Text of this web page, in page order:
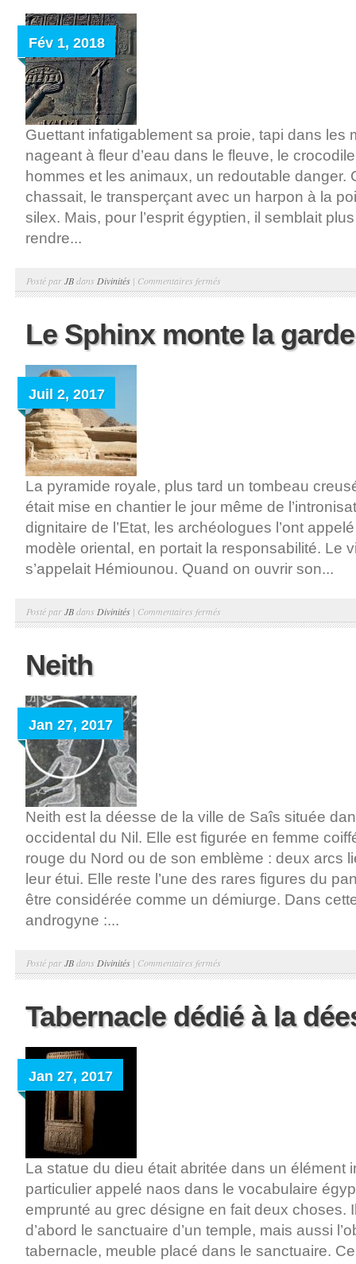
Fév 1, 2018
Guettant infatigablement sa proie, tapi dans les
nageant à fleur d’eau dans le fleuve, le
hommes et les animaux, un redoutable danger.
chassait, le transperçant avec un harpon à la
silex. Mais, pour l’esprit égyptien, il semblait
rendre...
Posté parJBdans Divinités | Commentaires fermés
Sobek
Le Sphinx monte la garde
Juil 2, 2017
La pyramide royale, plus tard un tombeau
était mise en chantier le jour même de
dignitaire de l’Etat, les archéologues l’ont
modèle oriental, en portait la responsabilité. Le
s’appelait Hémiounou. Quand on ouvrir son...
Posté parJBdans Divinités | Commentaires fermés
Le
Neith
Jan 27, 2017
Neith est la déesse de la ville de Saîs située
occidental du Nil. Elle est figurée en femme
rouge du Nord ou de son emblème : deux arcs
leur étui. Elle reste l’une des rares figures du
être considérée comme un démiurge. Dans
androgyne :...
Posté parJBdans Divinités | Commentaires fermés
Neith
Tabernacle dédié à la
Jan 27, 2017
La statue du dieu était abritée dans un élément
particulier appelé naos dans le vocabulaire
emprunté au grec désigne en fait deux choses.
d’abord le sanctuaire d’un temple, mais aussi
tabernacle, meuble placé dans le sanctuaire.